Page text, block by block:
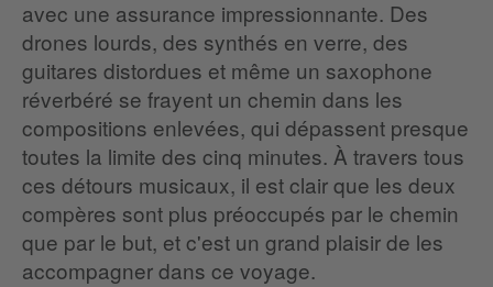
avec une assurance impressionnante. Des
drones lourds, des synthés en verre, des
guitares distordues et même un saxophone
réverbéré se frayent un chemin dans les
compositions enlevées, qui dépassent presque
toutes la limite des cinq minutes. À travers tous
ces détours musicaux, il est clair que les deux
compères sont plus préoccupés par le chemin
que par le but, et c'est un grand plaisir de les
accompagner dans ce voyage.